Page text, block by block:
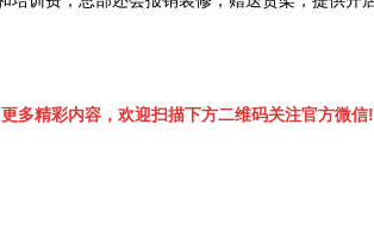
更多精彩内容，欢迎扫描下方二维码关注官方微信!